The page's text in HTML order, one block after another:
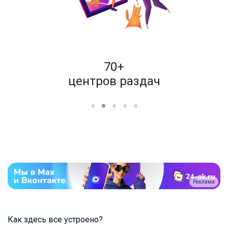
70+
центров раздач
Реклама
Как здесь все устроено?